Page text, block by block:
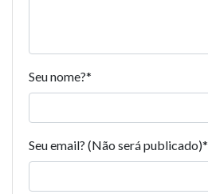
Seu nome?*
Seu email? (Não será publicado)*